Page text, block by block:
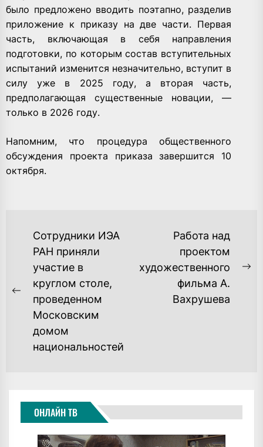
было предложено вводить поэтапно, разделив
приложение к приказу на две части. Первая
часть, включающая в себя направления
подготовки, по которым состав вступительных
испытаний изменится незначительно, вступит в
силу уже в 2025 году, а вторая часть,
предполагающая существенные новации, —
только в 2026 году.
Напомним, что процедура общественного
обсуждения проекта приказа завершится 10
октября.
НАВИГАЦИЯ
ЗАПИСЯМ
Previous
post:
Сотрудники ИЭА
РАН приняли
участие в
круглом столе,
проведенном
Московским
домом
национальностей
Работа над
проектом
художественного
фильма А.
Вахрушева
ОНЛАЙН ТВ